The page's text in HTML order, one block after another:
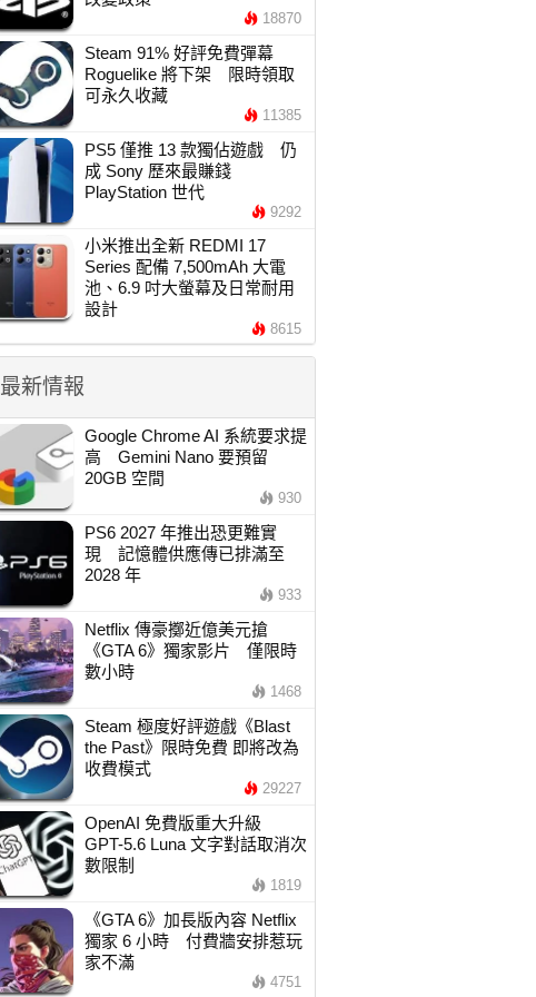
18870
Steam 91% 好評免費彈幕
Roguelike 將下架 限時領取
可永久收藏
11385
PS5 僅推 13 款獨佔遊戲 仍
成 Sony 歷來最賺錢
PlayStation 世代
9292
小米推出全新 REDMI 17
Series 配備 7,500mAh 大電
池、6.9 吋大螢幕及日常耐用
設計
8615
最新情報
Google Chrome AI 系統要求提
高 Gemini Nano 要預留
20GB 空間
930
PS6 2027 年推出恐更難實
現 記憶體供應傳已排滿至
2028 年
933
Netflix 傳豪擲近億美元搶
《GTA 6》獨家影片 僅限時
數小時
1468
Steam 極度好評遊戲《Blast
the Past》限時免費 即將改為
收費模式
29227
OpenAI 免費版重大升級
GPT-5.6 Luna 文字對話取消次
數限制
1819
《GTA 6》加長版內容 Netflix
獨家 6 小時 付費牆安排惹玩
家不滿
4751